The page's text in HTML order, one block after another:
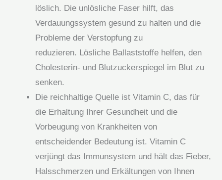
löslich. Die unlösliche Faser hilft, das
Verdauungssystem gesund zu halten und die
Probleme der Verstopfung zu
reduzieren. Lösliche Ballaststoffe helfen, den
Cholesterin- und Blutzuckerspiegel im Blut zu
senken.
Die reichhaltige Quelle ist Vitamin C, das für
die Erhaltung Ihrer Gesundheit und die
Vorbeugung von Krankheiten von
entscheidender Bedeutung ist. Vitamin C
verjüngt das Immunsystem und hält das Fieber,
Halsschmerzen und Erkältungen von Ihnen